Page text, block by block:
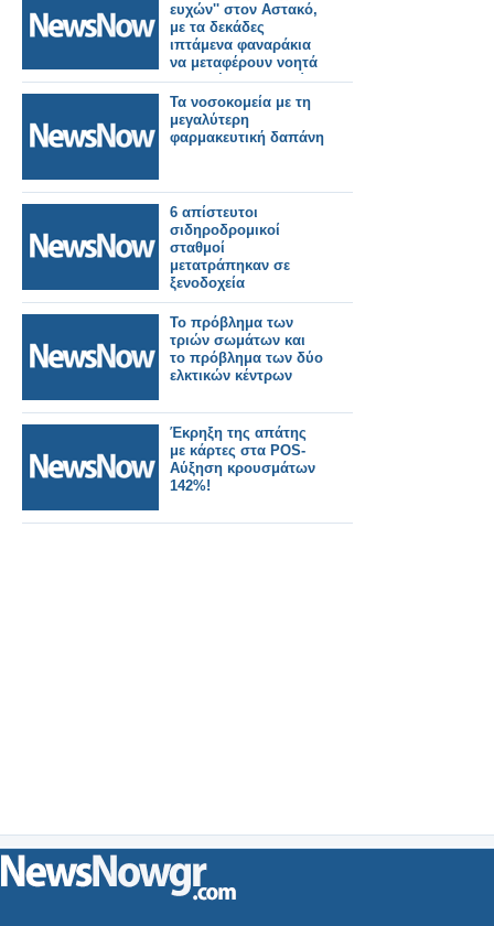
ευχών'' στον Αστακό,
με τα δεκάδες
ιπτάμενα φαναράκια
να μεταφέρουν νοητά
τις ευχές των μικρών
παιδιών
(φωτογραφίες και
video).
Τα νοσοκομεία με τη
μεγαλύτερη
φαρμακευτική δαπάνη
6 απίστευτοι
σιδηροδρομικοί
σταθμοί
μετατράπηκαν σε
ξενοδοχεία
Το πρόβλημα των
τριών σωμάτων και
το πρόβλημα των δύο
ελκτικών κέντρων
Έκρηξη της απάτης
με κάρτες στα POS-
Αύξηση κρουσμάτων
142%!